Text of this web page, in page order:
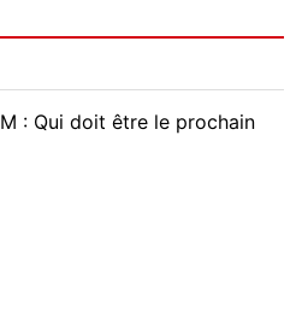
: Qui doit être le prochain